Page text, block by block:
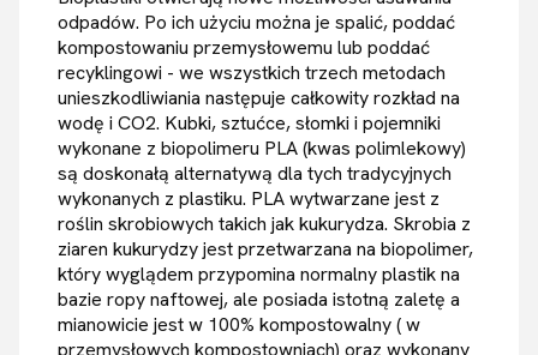
odpadów. Po ich użyciu można je spalić, poddać
kompostowaniu przemysłowemu lub poddać
recyklingowi - we wszystkich trzech metodach
unieszkodliwiania następuje całkowity rozkład na
wodę i CO2. Kubki, sztućce, słomki i pojemniki
wykonane z biopolimeru PLA (kwas polimlekowy)
są doskonałą alternatywą dla tych tradycyjnych
wykonanych z plastiku. PLA wytwarzane jest z
roślin skrobiowych takich jak kukurydza. Skrobia z
ziaren kukurydzy jest przetwarzana na biopolimer,
który wyglądem przypomina normalny plastik na
bazie ropy naftowej, ale posiada istotną zaletę a
mianowicie jest w 100% kompostowalny ( w
przemysłowych kompostowniach) oraz wykonany